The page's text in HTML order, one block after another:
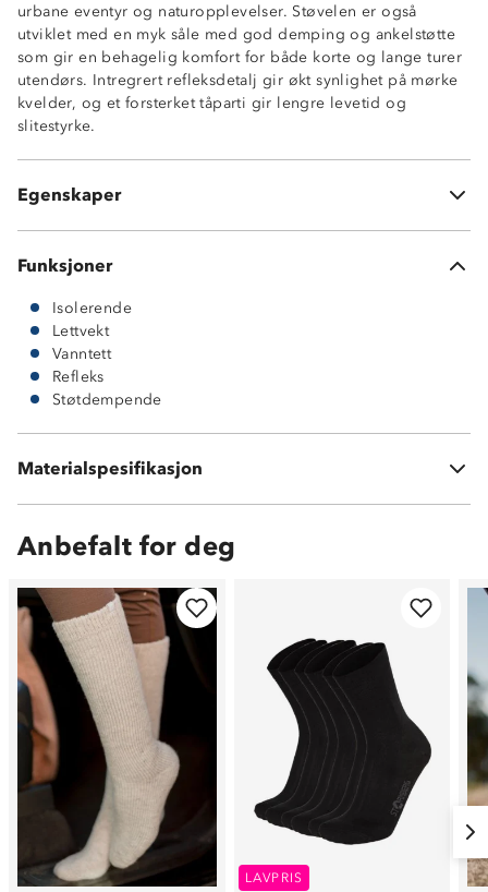
urbane eventyr og naturopplevelser. Støvelen er også
utviklet med en myk såle med god demping og ankelstøtte
som gir en behagelig komfort for både korte og lange turer
utendørs. Intregrert refleksdetalj gir økt synlighet på mørke
kvelder, og et forsterket tåparti gir lengre levetid og
slitestyrke.
Egenskaper
Vanntett
3-sesong
Isolerende egenskaper
Lettvekt
Trendy design
God demping
Helforet med syntetisk varmefòr
Funksjoner
Isolerende
Lettvekt
Vanntett
Refleks
Støtdempende
Materialspesifikasjon
Yttersåle: EVA og TPR
Anbefalt for deg
LAVPRIS